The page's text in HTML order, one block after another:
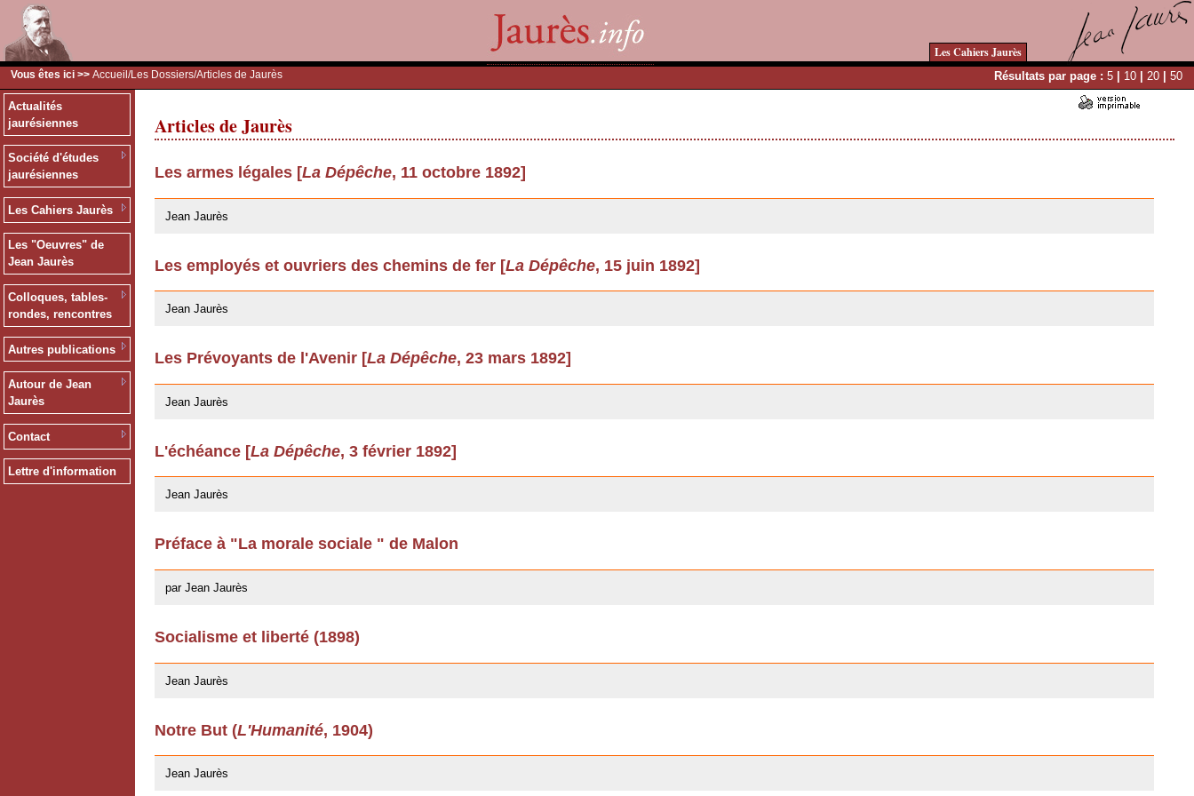
Les Cahiers Jaurès
Vous êtes ici >> Accueil /Les Dossiers/Articles de Jaurès Résultats par page : 5 | 10 | 20 | 50
Actualités
jaurésiennes
Société d'études
jaurésiennes
Les Cahiers Jaurès
Les "Oeuvres" de
Jean Jaurès
Colloques, tables-
rondes, rencontres
Autres publications
Autour de Jean
Jaurès
Contact
Lettre d'information
Articles de Jaurès
Les armes légales [La Dépêche, 11 octobre 1892]
Jean Jaurès
Les employés et ouvriers des chemins de fer [La Dépêche, 15 juin 1892]
Jean Jaurès
Les Prévoyants de l'Avenir [La Dépêche, 23 mars 1892]
Jean Jaurès
L'échéance [La Dépêche, 3 février 1892]
Jean Jaurès
Préface à "La morale sociale " de Malon
par Jean Jaurès
Socialisme et liberté (1898)
Jean Jaurès
Notre But (L'Humanité, 1904)
Jean Jaurès